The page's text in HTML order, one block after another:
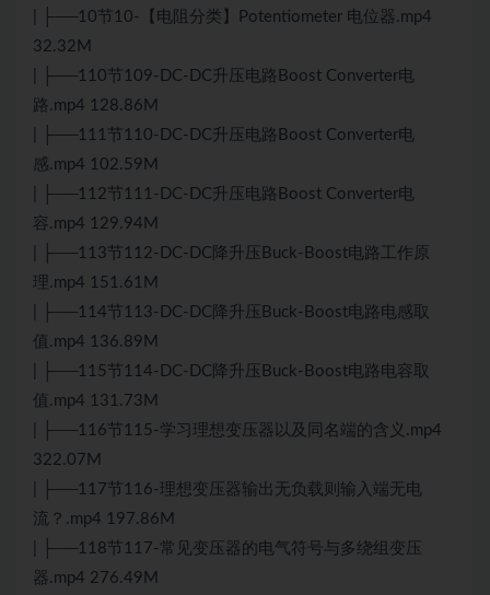
| ├──10节10-【电阻分类】Potentiometer 电位器.mp4
32.32M
| ├──110节109-DC-DC升压电路Boost Converter电
路.mp4 128.86M
| ├──111节110-DC-DC升压电路Boost Converter电
感.mp4 102.59M
| ├──112节111-DC-DC升压电路Boost Converter电
容.mp4 129.94M
| ├──113节112-DC-DC降升压Buck-Boost电路工作原
理.mp4 151.61M
| ├──114节113-DC-DC降升压Buck-Boost电路电感取
值.mp4 136.89M
| ├──115节114-DC-DC降升压Buck-Boost电路电容取
值.mp4 131.73M
| ├──116节115-学习理想变压器以及同名端的含义.mp4
322.07M
| ├──117节116-理想变压器输出无负载则输入端无电
流？.mp4 197.86M
| ├──118节117-常见变压器的电气符号与多绕组变压
器.mp4 276.49M